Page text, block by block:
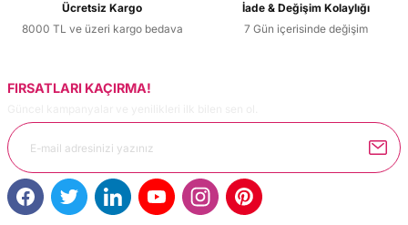
Ücretsiz Kargo
8000 TL ve üzeri kargo bedava
İade & Değişim Kolaylığı
7 Gün içerisinde değişim
FIRSATLARI KAÇIRMA!